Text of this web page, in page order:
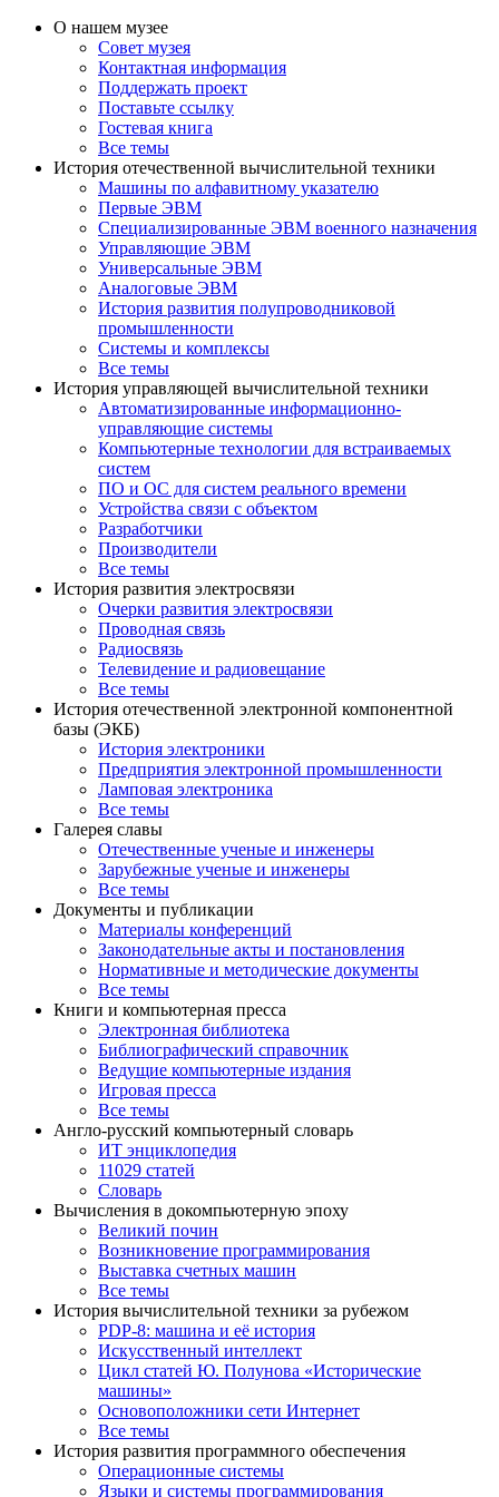
О нашем музее
Совет музея
Контактная информация
Поддержать проект
Поставьте ссылку
Гостевая книга
Все темы
История отечественной вычислительной техники
Машины по алфавитному указателю
Первые ЭВМ
Специализированные ЭВМ военного назначения
Управляющие ЭВМ
Универсальные ЭВМ
Аналоговые ЭВМ
История развития полупроводниковой
промышленности
Системы и комплексы
Все темы
История управляющей вычислительной техники
Автоматизированные информационно-
управляющие системы
Компьютерные технологии для встраиваемых
систем
ПО и ОС для систем реального времени
Устройства связи с объектом
Разработчики
Производители
Все темы
История развития электросвязи
Очерки развития электросвязи
Проводная связь
Радиосвязь
Телевидение и радиовещание
Все темы
История отечественной электронной компонентной
базы (ЭКБ)
История электроники
Предприятия электронной промышленности
Ламповая электроника
Все темы
Галерея славы
Отечественные ученые и инженеры
Зарубежные ученые и инженеры
Все темы
Документы и публикации
Материалы конференций
Законодательные акты и постановления
Нормативные и методические документы
Все темы
Книги и компьютерная пресса
Электронная библиотека
Библиографический справочник
Ведущие компьютерные издания
Игровая пресса
Все темы
Англо-русский компьютерный словарь
ИТ энциклопедия
11029 статей
Словарь
Вычисления в докомпьютерную эпоху
Великий почин
Возникновение программирования
Выставка счетных машин
Все темы
История вычислительной техники за рубежом
PDP-8: машина и её история
Искусственный интеллект
Цикл статей Ю. Полунова «Исторические
машины»
Основоположники сети Интернет
Все темы
История развития программного обеспечения
Операционные системы
Языки и системы программирования